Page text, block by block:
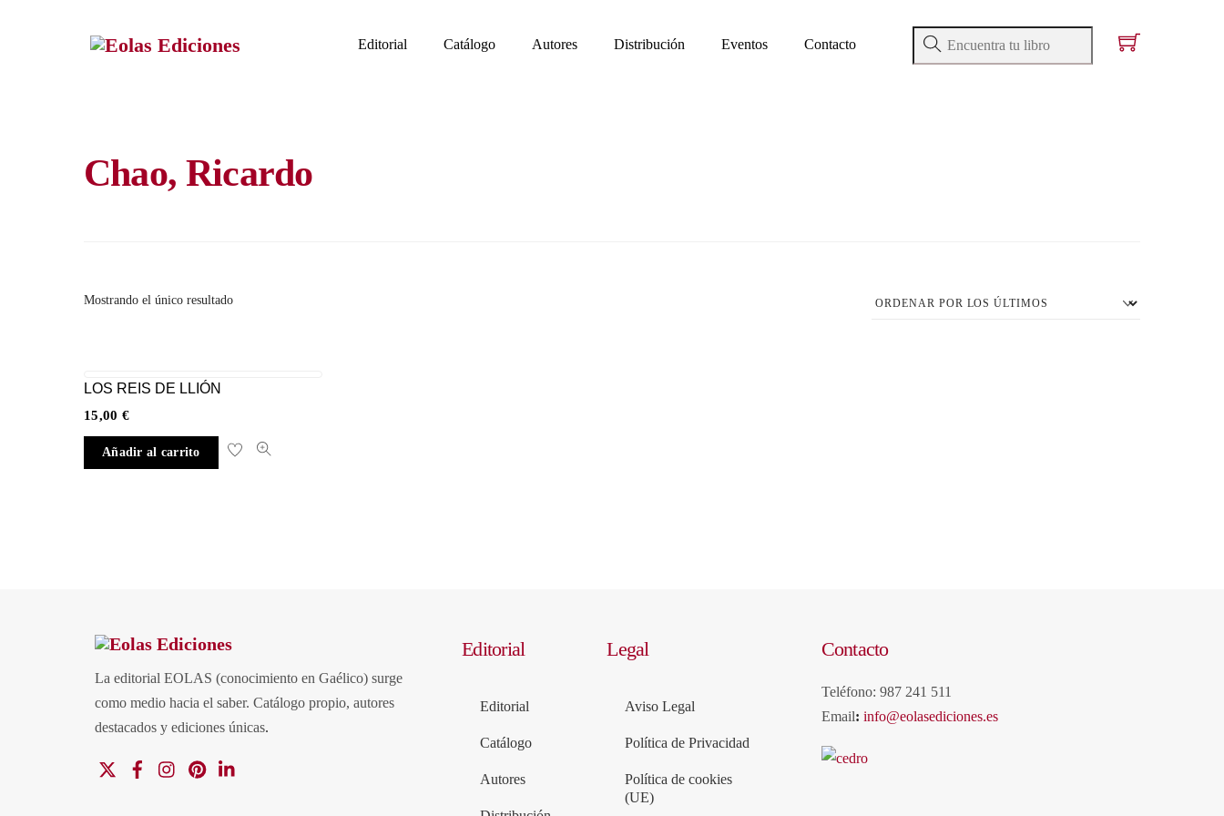
Editorial Catálogo Autores Distribución Eventos Contacto
Chao, Ricardo
Mostrando el único resultado
LOS REIS DE LLIÓN
15,00 €
Añadir al carrito
La editorial EOLAS (conocimiento en Gaélico) surge
como medio hacia el saber. Catálogo propio, autores
destacados y ediciones únicas.
FacebookInstagramPinterest
Editorial
Editorial
Catálogo
Autores
Legal
Aviso Legal
Política de Privacidad
Política de cookies
(UE)
Contacto
Teléfono: 987 241 511
Email: info@eolasediciones.es